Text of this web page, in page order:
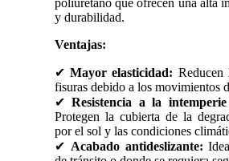
y durabilidad.
Ventajas:
✔Mayor elasticidad: Reducen
fisuras debido a los movimientos
✔Resistencia a la
Protegen la cubierta de la
por el sol y las condiciones
✔ Acabado antideslizante: